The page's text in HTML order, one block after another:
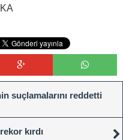
suçlamalarını reddetti
kırdı